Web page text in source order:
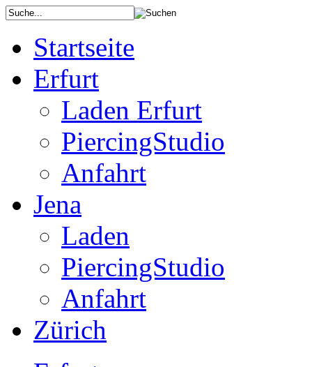
Startseite
Erfurt
Laden Erfurt
PiercingStudio
Anfahrt
Jena
Laden
PiercingStudio
Anfahrt
Zürich